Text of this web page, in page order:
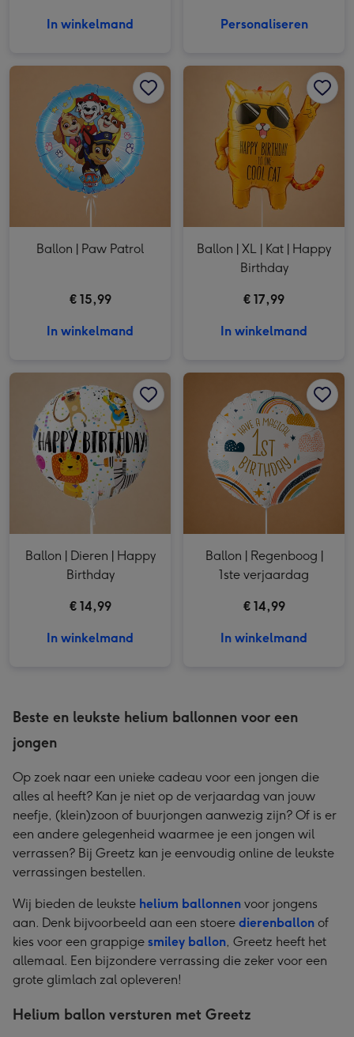
In winkelmand Personaliseren
Ballon | Paw Patrol afbeelding 2
Ballon | Paw Patrol
€ 15,99
In winkelmand
Ballon | XL | Kat | Happy
Birthday
€ 17,99
In winkelmand
Ballon | Dieren | Happy Birthday afbeelding 2
Ballon | Dieren | Happy
Birthday
€ 14,99
In winkelmand
Ballon | Regenboog |
1ste verjaardag
€ 14,99
In winkelmand
Beste en leukste helium ballonnen voor een
jongen
Op zoek naar een unieke cadeau voor een jongen die
alles al heeft? Kan je niet op de verjaardag van jouw
neefje, (klein)zoon of buurjongen aanwezig zijn? Of is er
een andere gelegenheid waarmee je een jongen wil
verrassen? Bij Greetz kan je eenvoudig online de leukste
verrassingen bestellen.
Wij bieden de leukste helium ballonnen voor jongens
aan. Denk bijvoorbeeld aan een stoere dierenballon of
kies voor een grappige smiley ballon, Greetz heeft het
allemaal. Een bijzondere verrassing die zeker voor een
grote glimlach zal opleveren!
Helium ballon versturen met Greetz